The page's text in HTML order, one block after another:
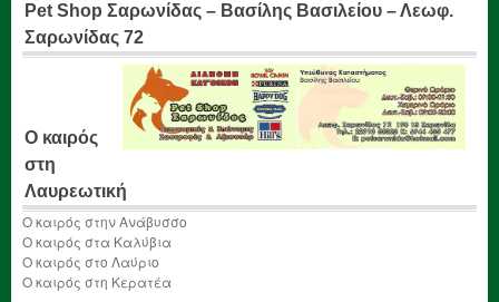
Pet Shop Σαρωνίδας – Βασίλης Βασιλείου – Λεωφ.
Σαρωνίδας 72
Ο καιρός
στη
Λαυρεωτική
Ο καιρός στην Ανάβυσσο
Ο καιρός στα Καλύβια
Ο καιρός στο Λαύριο
Ο καιρός στη Κερατέα